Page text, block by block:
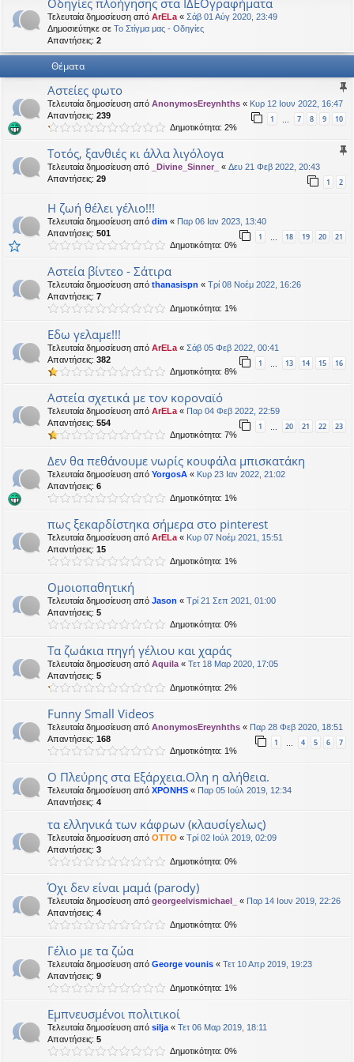
εις
Οδηγίες πλοήγησης στα ΙΔΕΟγραφήματα
Τελευταία δημοσίευση από ArELa « Σάβ 01 Αύγ 2020, 23:49
Δημοσιεύτηκε σε Το Στίγμα μας - Οδηγίες
Απαντήσεις: 2
Θέματα
Αστείες φωτο
Τελευταία δημοσίευση από AnonymosEreynhths « Κυρ 12 Ιουν 2022, 16:47
Απαντήσεις: 239 1 … 7 8 9 10
Δημοτικότητα: 2%
Tοτός, ξανθιές κι άλλα λιγόλογα
Τελευταία δημοσίευση από _Divine_Sinner_ « Δευ 21 Φεβ 2022, 20:43
Απαντήσεις: 29 1 2
Η ζωή θέλει γέλιο!!!
Τελευταία δημοσίευση από dim « Παρ 06 Ιαν 2023, 13:40
Απαντήσεις: 501 1 … 18 19 20 21
Δημοτικότητα: 0%
Αστεία βίντεο - Σάτιρα
Τελευταία δημοσίευση από thanasispn « Τρί 08 Νοέμ 2022, 16:26
Απαντήσεις: 7
Δημοτικότητα: 1%
Εδω γελαμε!!!
Τελευταία δημοσίευση από ArELa « Σάβ 05 Φεβ 2022, 00:41
Απαντήσεις: 382 1 … 13 14 15 16
Δημοτικότητα: 8%
Αστεία σχετικά με τον κοροναϊό
Τελευταία δημοσίευση από ArELa « Παρ 04 Φεβ 2022, 22:59
Απαντήσεις: 554 1 … 20 21 22 23
Δημοτικότητα: 7%
Δεν θα πεθάνουμε νωρίς κουφάλα μπισκατάκη
Τελευταία δημοσίευση από YorgosA « Κυρ 23 Ιαν 2022, 21:02
Απαντήσεις: 6
Δημοτικότητα: 1%
πως ξεκαρδίστηκα σήμερα στο pinterest
Τελευταία δημοσίευση από ArELa « Κυρ 07 Νοέμ 2021, 15:51
Απαντήσεις: 15
Δημοτικότητα: 1%
Ομοιοπαθητική
Τελευταία δημοσίευση από Jason « Τρί 21 Σεπ 2021, 01:00
Απαντήσεις: 5
Δημοτικότητα: 0%
Τα ζωάκια πηγή γέλιου και χαράς
Τελευταία δημοσίευση από Aquila « Τετ 18 Μαρ 2020, 17:05
Απαντήσεις: 5
Δημοτικότητα: 2%
Funny Small Videos
Τελευταία δημοσίευση από AnonymosEreynhths « Παρ 28 Φεβ 2020, 18:51
Απαντήσεις: 168 1 … 4 5 6 7
Δημοτικότητα: 1%
Ο Πλεύρης στα Εξάρχεια.Ολη η αλήθεια.
Τελευταία δημοσίευση από XPONHS « Παρ 05 Ιούλ 2019, 12:34
Απαντήσεις: 4
τα ελληνικά των κάφρων (κλαυσίγελως)
Τελευταία δημοσίευση από OTTO « Τρί 02 Ιούλ 2019, 02:09
Απαντήσεις: 3
Δημοτικότητα: 0%
Όχι δεν είναι μαμά (parody)
Τελευταία δημοσίευση από georgeelvismichael_ « Παρ 14 Ιουν 2019, 22:26
Απαντήσεις: 4
Δημοτικότητα: 0%
Γέλιο με τα ζώα
Τελευταία δημοσίευση από George vounis « Τετ 10 Απρ 2019, 19:23
Απαντήσεις: 9
Δημοτικότητα: 1%
Εμπνευσμένοι πολιτικοί
Τελευταία δημοσίευση από silja « Τετ 06 Μαρ 2019, 18:11
Απαντήσεις: 5
Δημοτικότητα: 0%